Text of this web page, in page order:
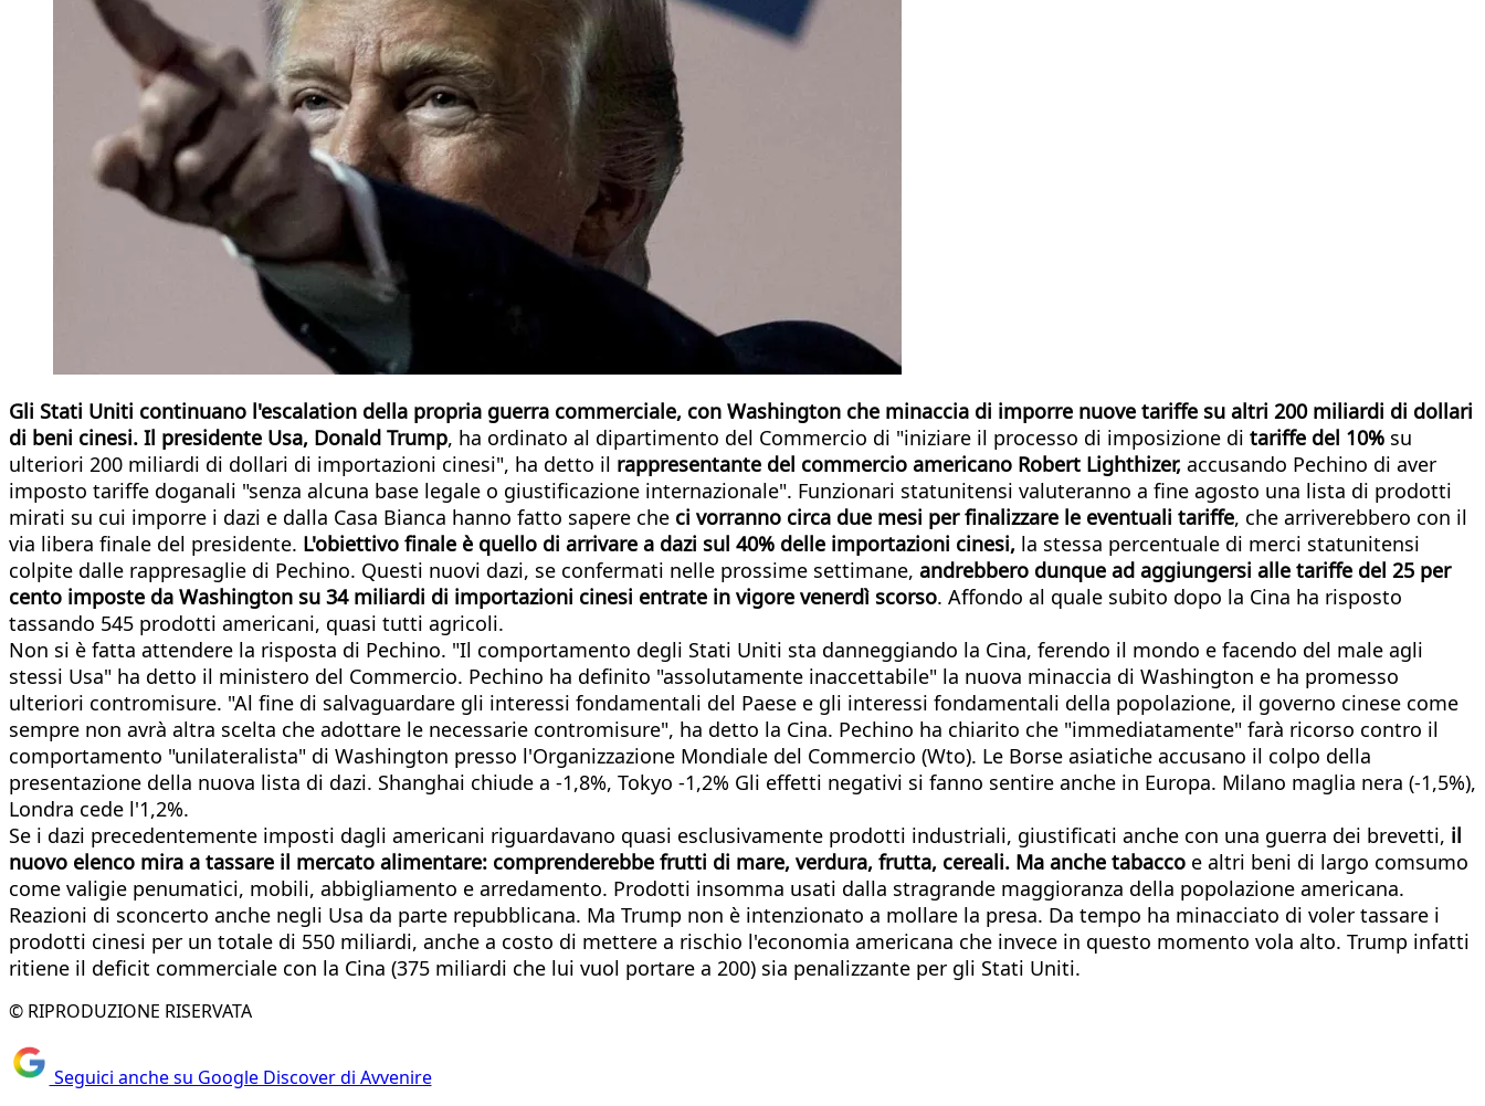
Gli Stati Uniti continuano l'escalation della propria guerra commerciale, con Washington che minaccia di imporre nuove tariffe su altri 200 miliardi di dollari
di beni cinesi. Il presidente Usa, Donald Trump, ha ordinato al dipartimento del Commercio di "iniziare il processo di imposizione di tariffe del 10% su
ulteriori 200 miliardi di dollari di importazioni cinesi", ha detto il rappresentante del commercio americano Robert Lighthizer, accusando Pechino di aver
imposto tariffe doganali "senza alcuna base legale o giustificazione internazionale". Funzionari statunitensi valuteranno a fine agosto una lista di prodotti
mirati su cui imporre i dazi e dalla Casa Bianca hanno fatto sapere che ci vorranno circa due mesi per finalizzare le eventuali tariffe, che arriverebbero con il
via libera finale del presidente. L'obiettivo finale è quello di arrivare a dazi sul 40% delle importazioni cinesi, la stessa percentuale di merci statunitensi
colpite dalle rappresaglie di Pechino. Questi nuovi dazi, se confermati nelle prossime settimane, andrebbero dunque ad aggiungersi alle tariffe del 25 per
cento imposte da Washington su 34 miliardi di importazioni cinesi entrate in vigore venerdì scorso. Affondo al quale subito dopo la Cina ha risposto
tassando 545 prodotti americani, quasi tutti agricoli.
Non si è fatta attendere la risposta di Pechino. "Il comportamento degli Stati Uniti sta danneggiando la Cina, ferendo il mondo e facendo del male agli
stessi Usa" ha detto il ministero del Commercio. Pechino ha definito "assolutamente inaccettabile" la nuova minaccia di Washington e ha promesso
ulteriori contromisure. "Al fine di salvaguardare gli interessi fondamentali del Paese e gli interessi fondamentali della popolazione, il governo cinese come
sempre non avrà altra scelta che adottare le necessarie contromisure", ha detto la Cina. Pechino ha chiarito che "immediatamente" farà ricorso contro il
comportamento "unilateralista" di Washington presso l'Organizzazione Mondiale del Commercio (Wto). Le Borse asiatiche accusano il colpo della
presentazione della nuova lista di dazi. Shanghai chiude a -1,8%, Tokyo -1,2% Gli effetti negativi si fanno sentire anche in Europa. Milano maglia nera (-1,5%),
Londra cede l'1,2%.
Se i dazi precedentemente imposti dagli americani riguardavano quasi esclusivamente prodotti industriali, giustificati anche con una guerra dei brevetti, il
nuovo elenco mira a tassare il mercato alimentare: comprenderebbe frutti di mare, verdura, frutta, cereali. Ma anche tabacco e altri beni di largo comsumo
come valigie penumatici, mobili, abbigliamento e arredamento. Prodotti insomma usati dalla stragrande maggioranza della popolazione americana.
Reazioni di sconcerto anche negli Usa da parte repubblicana. Ma Trump non è intenzionato a mollare la presa. Da tempo ha minacciato di voler tassare i
prodotti cinesi per un totale di 550 miliardi, anche a costo di mettere a rischio l'economia americana che invece in questo momento vola alto. Trump infatti
ritiene il deficit commerciale con la Cina (375 miliardi che lui vuol portare a 200) sia penalizzante per gli Stati Uniti.
© RIPRODUZIONE RISERVATA
Seguici anche su Google Discover di Avvenire